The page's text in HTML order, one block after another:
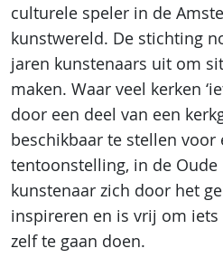
culturele speler in de
kunstwereld. De stichting
jaren kunstenaars uit om
maken. Waar veel kerken
door een deel van een
beschikbaar te stellen voor
tentoonstelling, in de Oude
kunstenaar zich door het
inspireren en is vrij om
zelf te gaan doen.